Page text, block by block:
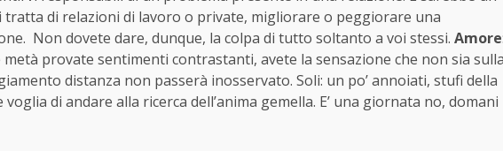
tratta di relazioni di lavoro o private, migliorare o peggiorare una
Non dovete dare, dunque, la colpa di tutto soltanto a voi stessi. Amore
provate sentimenti contrastanti, avete la sensazione che non sia
distanza non passerà inosservato. Soli: un po’ annoiati, stufi della
di andare alla ricerca dell’anima gemella. E’ una giornata no, domani